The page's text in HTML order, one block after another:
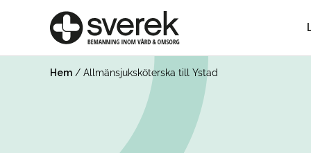
Hem / Allmänsjuksköterska till Ystad